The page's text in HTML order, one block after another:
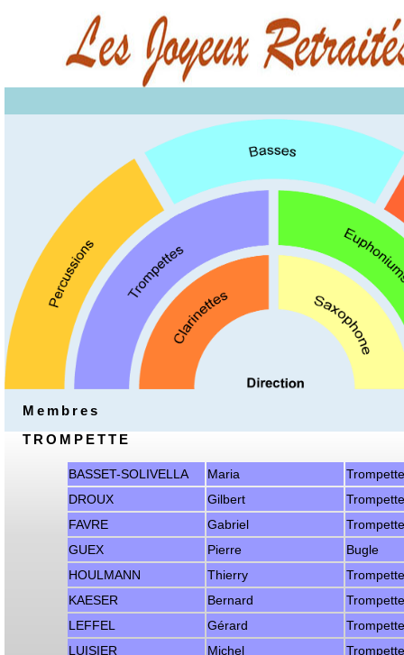
Membres
TROMPETTE
BASSET-SOLIVELLA Maria
Trompette
DROUX
Gilbert
Trompette
FAVRE
Gabriel
Trompette
GUEX
Pierre
Bugle
HOULMANN
Thierry
Trompette
KAESER
Bernard
Trompette
LEFFEL
Gérard
Trompette
LUISIER
Michel
Trompette